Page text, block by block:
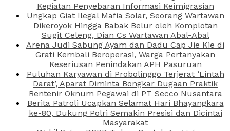
Kegiatan Penyebaran Informasi Keimigrasian
Ungkap Giat Ilegal Mafia Solar, Seorang Wartawan
Dikeroyok Hingga Babak Belur oleh Komplotan
Sugit Celeng, Dian Cs Wartawan Abal-Abal
Arena Judi Sabung Ayam dan Dadu Cap Jie Kie di
Grati Kembali Beroperasi, Warga Pertanyakan
Keseriusan Penindakan APH Pasuruan
Puluhan Karyawan di Probolinggo Terjerat ‘Lintah
Darat’, Aparat Diminta Bongkar Dugaan Praktik
Rentenir Oknum Pegawai di PT Secco Nusantara
Berita Patroli Ucapkan Selamat Hari Bhayangkara
ke-80, Dukung Polri Semakin Presisi dan Dicintai
Masyarakat